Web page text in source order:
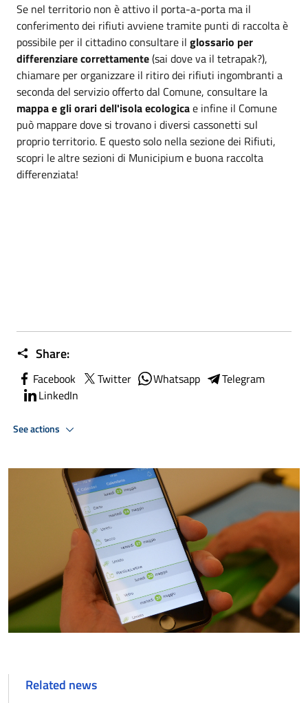
Se nel territorio non è attivo il porta-a-porta ma il
conferimento dei rifiuti avviene tramite punti di raccolta è
possibile per il cittadino consultare il glossario per
differenziare correttamente(sai dove va il tetrapak?),
chiamare per organizzare il ritiro dei rifiuti ingombranti a
seconda del servizio offerto dal Comune, consultare la
mappa e gli orari dell'isola ecologicae infine il Comune
può mappare dove si trovano i diversi cassonetti sul
proprio territorio. E questo solo nella sezione dei Rifiuti,
scopri le altre sezioni di Municipium e buona raccolta
differenziata!
Share:
Facebook Twitter Whatsapp
Telegram
LinkedIn
See actions
Related news